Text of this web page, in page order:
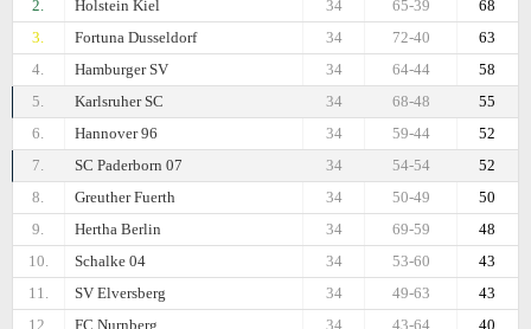
2.
Holstein Kiel 68
65-39
34
3.
Fortuna Dusseldorf 63
72-40
34
4.
Hamburger SV 58
64-44
34
5.
Karlsruher SC 55
68-48
34
6.
Hannover 96 52
59-44
34
7.
SC Paderborn 07 52
54-54
34
8.
Greuther Fuerth 50
50-49
34
9.
Hertha Berlin 48
69-59
34
10.
Schalke 04 43
53-60
34
11.
SV Elversberg 43
49-63
34
12.
FC Nurnberg 40
43-64
34